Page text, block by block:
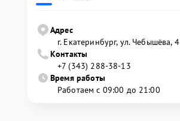
Адрес
г. Екатеринбург, ул. Чебышёва, 4
Контакты
+7 (343) 288-38-13
Время работы
Работаем с 09:00 до 21:00